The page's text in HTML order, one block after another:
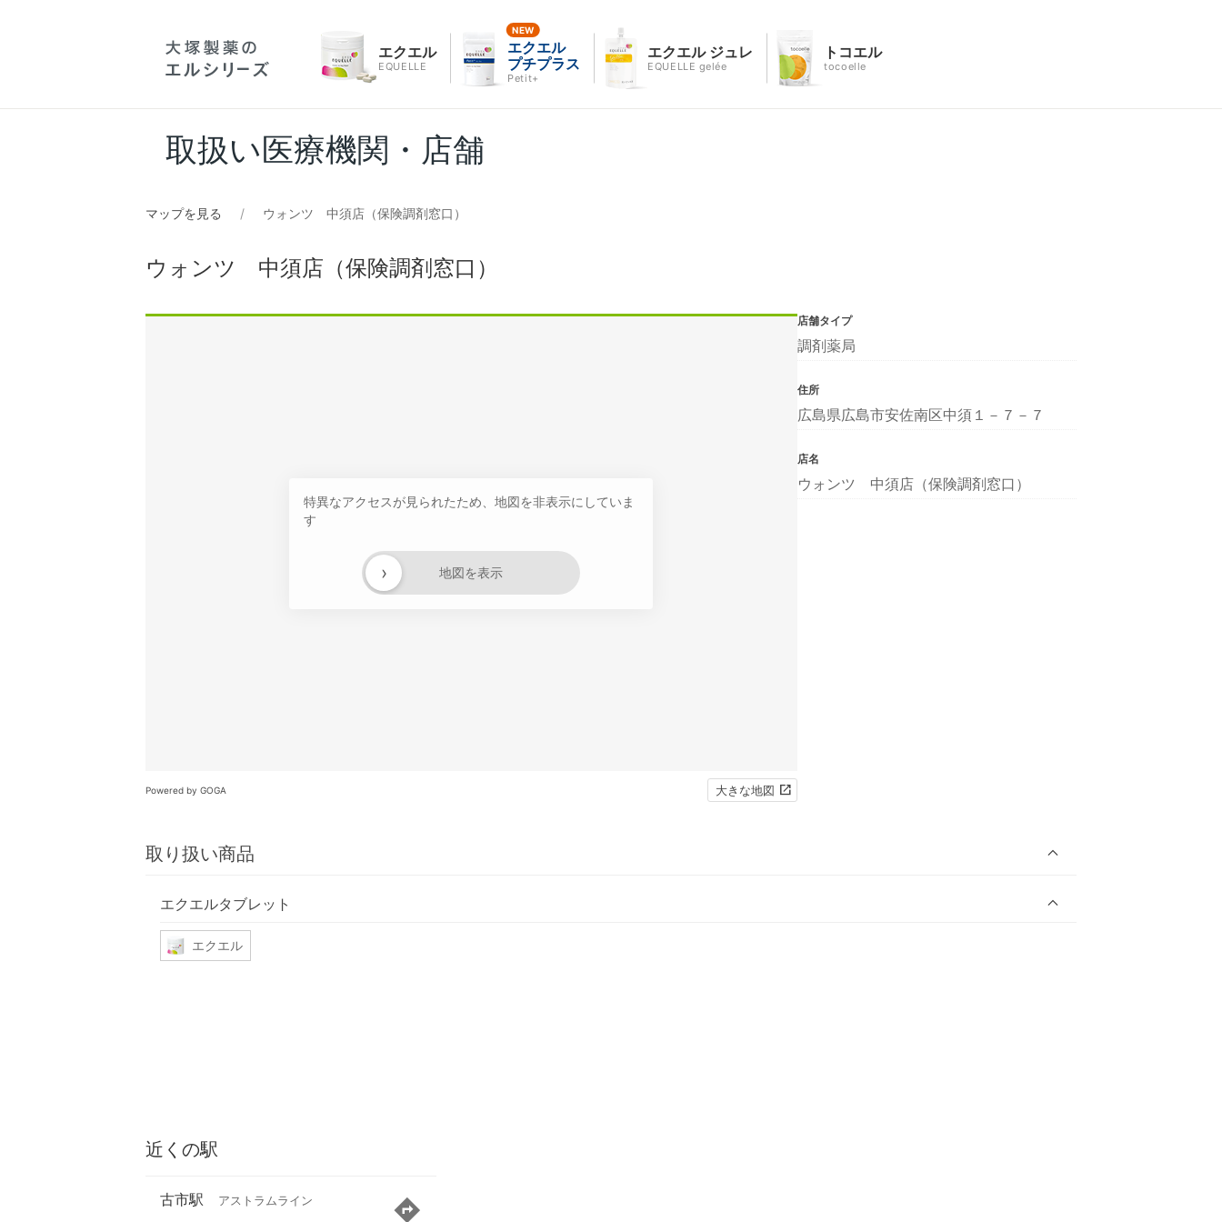
エクエル
EQUELLE
エクエル
プチプラス
Petit+
エクエル ジュレ
EQUELLE gelée
トコエル
tocoelle
取扱い医療機関・店舗
マップを見る ウォンツ 中須店（保険調剤窓口）
ウォンツ 中須店（保険調剤窓口）
特異なアクセスが見られたため、地図を非表示にしていま
す
地図を表示
›
Powered by GOGA 大きな地図
取り扱い商品
エクエルタブレット
エクエル
店舗タイプ
調剤薬局
住所
広島県広島市安佐南区中須１－７－７
店名
ウォンツ 中須店（保険調剤窓口）
近くの駅
古市駅 アストラムライン